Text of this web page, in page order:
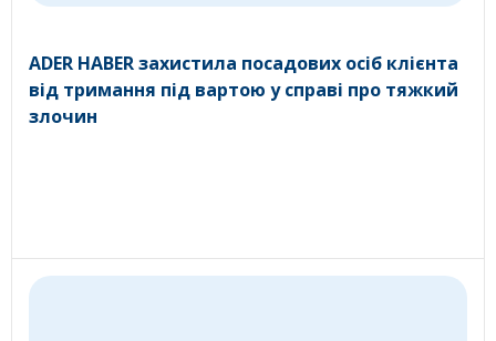
ADER HABER захистила посадових осіб клієнта
від тримання під вартою у справі про тяжкий
злочин